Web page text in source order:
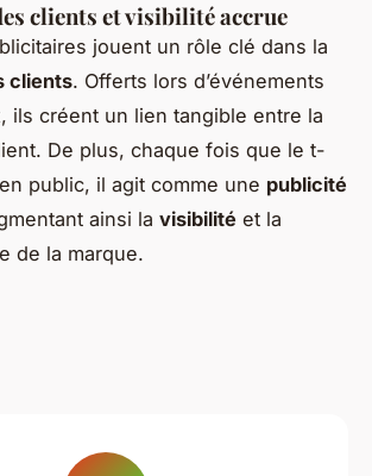
clients et visibilité accrue
jouent un rôle clé dans la
clients. Offerts lors d’événements
ils créent un lien tangible entre la
De plus, chaque fois que le t-
public, il agit comme une publicité
ainsi la visibilité et la
de la marque.